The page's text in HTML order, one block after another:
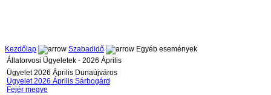
Kezdőlap Szabadidő
Egyéb események
Állatorvosi Ügyeletek - 2026 Április
Ügyelet 2026 Április Dunaújváros
Ügyelet 2026 Április Sárbogárd
Fejér megye